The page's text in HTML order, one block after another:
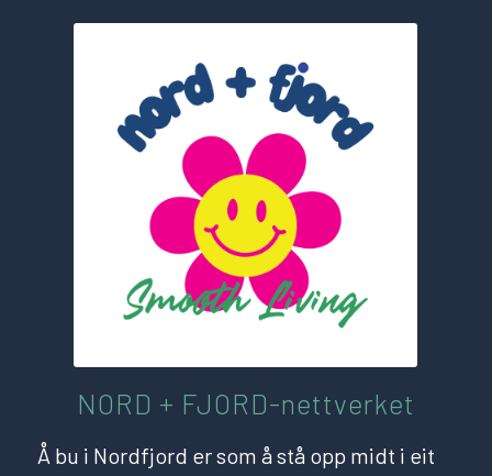
NORD + FJORD-nettverket
Å bu i Nordfjord er som å stå opp midt i eit